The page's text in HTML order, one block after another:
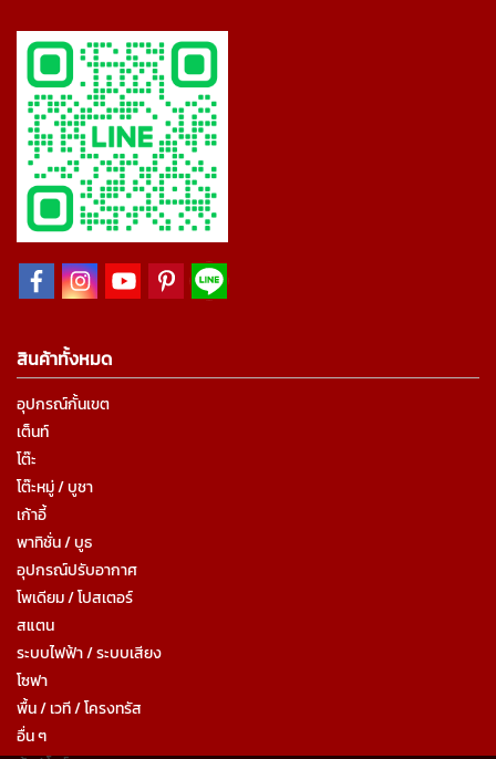
สินค้าทั้งหมด
อุปกรณ์กั้นเขต
เต็นท์
โต๊ะ
โต๊ะหมู่ / บูชา
เก้าอี้
พาทิชั่น / บูธ
อุปกรณ์ปรับอากาศ
โพเดียม / โปสเตอร์
สแตน
ระบบไฟฟ้า / ระบบเสียง
โซฟา
พื้น / เวที / โครงทรัส
อื่น ๆ